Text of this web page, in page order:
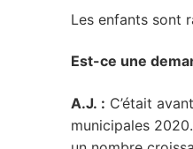
Les enfants sont
Est-ce une
A.J. : C’était
municipales